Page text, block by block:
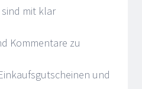
mit klar
Kommentare zu
und